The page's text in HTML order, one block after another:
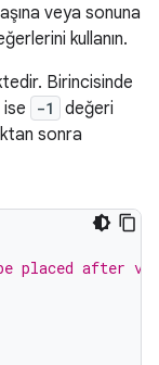
veya sonuna
kullanın.
Birincisinde
ise -1
değeri
sonra
placed after